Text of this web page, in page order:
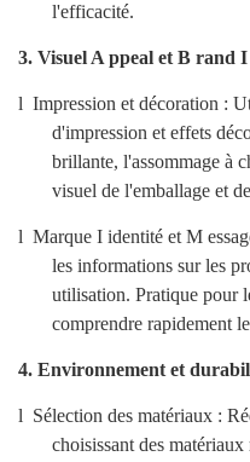
l'efficacité.
3. Visuel A ppeal et B rand I
l Impression et décoration :
d'impression et effets
brillante, l'assommage à
visuel de l'emballage et
l Marque I identité et M
les informations sur les
utilisation. Pratique pour
comprendre rapidement
4. Environnement et
l Sélection des matériaux :
choisissant des